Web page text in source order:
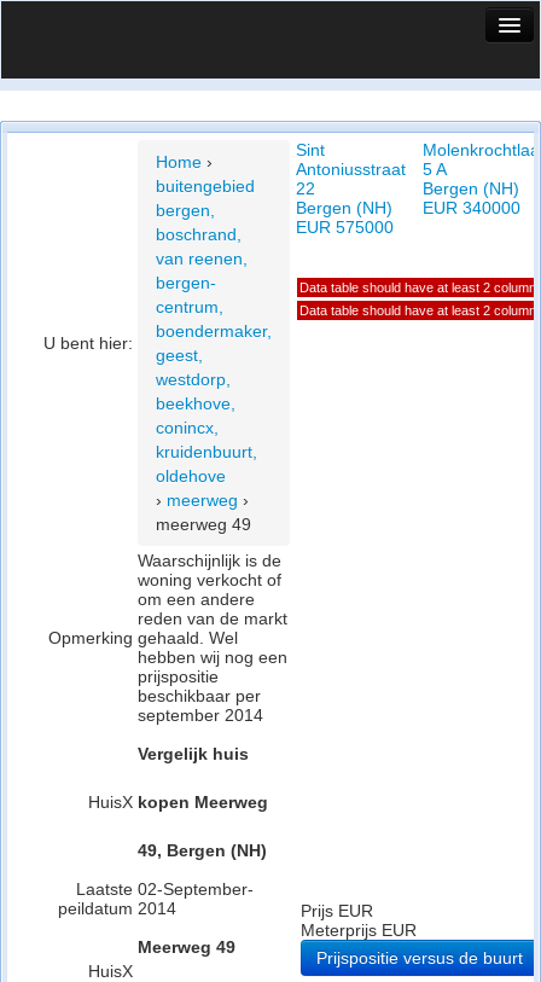
Vergelijk prijsposities - wijk
Cookie beleid
U bent hier:
Home ›
buitengebied
bergen,
boschrand,
van reenen,
bergen-
centrum,
boendermaker,
geest,
westdorp,
beekhove,
conincx,
kruidenbuurt,
oldehove
› meerweg ›
meerweg 49
Opmerking
Waarschijnlijk is de
woning verkocht of
om een andere
reden van de markt
gehaald. Wel
hebben wij nog een
prijspositie
beschikbaar per
september 2014
HuisX
Vergelijk huis
kopen Meerweg
49, Bergen (NH)
Laatste
peildatum
02-September-
2014
HuisX
Meerweg 49
Sint
Antoniusstraat
22
Bergen (NH)
EUR 575000
5 A
Bergen (NH)
EUR 340000
Data table should have at least 2
Data table should have at least 2
Prijs EUR
Meterprijs EUR
Prijspositie versus de buurt